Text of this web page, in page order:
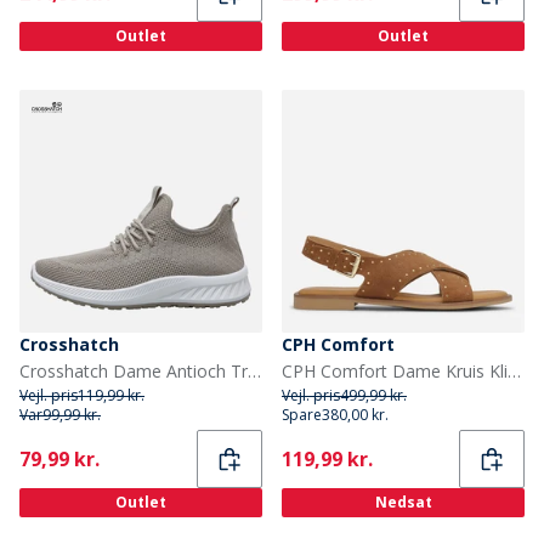
Outlet Outlet
Crosshatch
Crosshatch Dame Antioch Træningssko Stone
Vejl. pris119,99 kr.
Var99,99 kr.
Current
79,99 kr.
Outlet
CPH Comfort
CPH Comfort Dame Kruis Klinknagels Sandaler Camel
Vejl. pris499,99 kr.
Spare380,00 kr.
Current
119,99 kr.
Nedsat